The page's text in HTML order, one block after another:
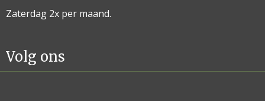
Zaterdag 2x per maand.
Volg ons